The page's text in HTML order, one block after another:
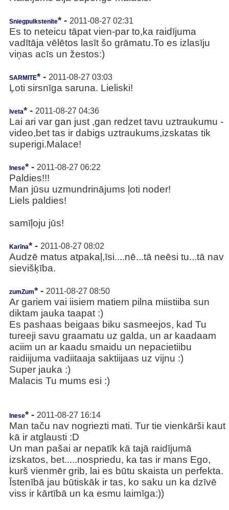
Sniegpulkstenīte* - 2011-08-27 02:31
Es to neteicu tāpat vien-par to,ka raidījuma
vadītāja vēlētos lasīt šo grāmatu.To es izlasīju
viņas acīs un žestos:)
SARMITE* - 2011-08-27 03:03
Ļoti sirsnīga saruna. Lieliski!
Iveta* - 2011-08-27 04:36
Lai ari var gan just ,gan redzet tavu uztraukumu -
video,bet tas ir dabigs uztraukums,izskatas tik
superigi.Malace!
Inese* - 2011-08-27 06:22
Paldies!!!
Man jūsu uzmundrinājums ļoti noder!
Liels paldies!
samīļoju jūs!
Karīna* - 2011-08-27 08:02
Audzē matus atpakaļ,īsi....nē...tā neēsi tu...tā nav
sievišķība.
zumZum* - 2011-08-27 08:50
Ar gariem vai iisiem matiem pilna miistiiba sun
diktam jauka taapat :)
Es pashaas beigaas biku sasmeejos, kad Tu
tureeji savu graamatu uz galda, un ar kaadaam
aciim un ar kaadu smaidu un nepacietiibu
raidiijuma vadiitaaja saktiijaas uz vijnu :)
Super jauka :)
Malacis Tu mums esi :)
Inese* - 2011-08-27 16:14
Man taču nav nogriezti mati. Tur tie vienkārši kaut
kā ir atglausti :D
Un man pašai ar nepatīk kā tajā raidījumā
izskatos, bet.....nospriedu, ka tas ir mans Ego,
kurš vienmēr grib, lai es būtu skaista un perfekta.
Īstenībā jau būtiskāk ir tas, ko saku un ka dzīvē
viss ir kārtībā un ka esmu laimīga:))